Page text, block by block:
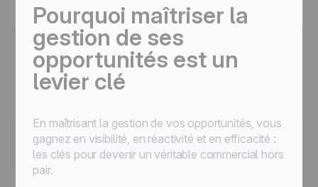
Pourquoi maîtriser la
gestion de ses
opportunités est un
levier clé
En maîtrisant la gestion de vos opportunités, vous
gagnez en visibilité, en réactivité et en efficacité :
les clés pour devenir un véritable commercial hors
pair.